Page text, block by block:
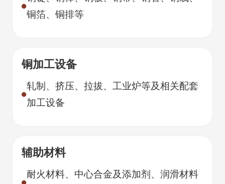
铜箔、铜排等
铜加工设备
轧制、挤压、拉拔、工业炉等及相关配套
加工设备
辅助材料
耐火材料、中心合金及添加剂、润滑材料